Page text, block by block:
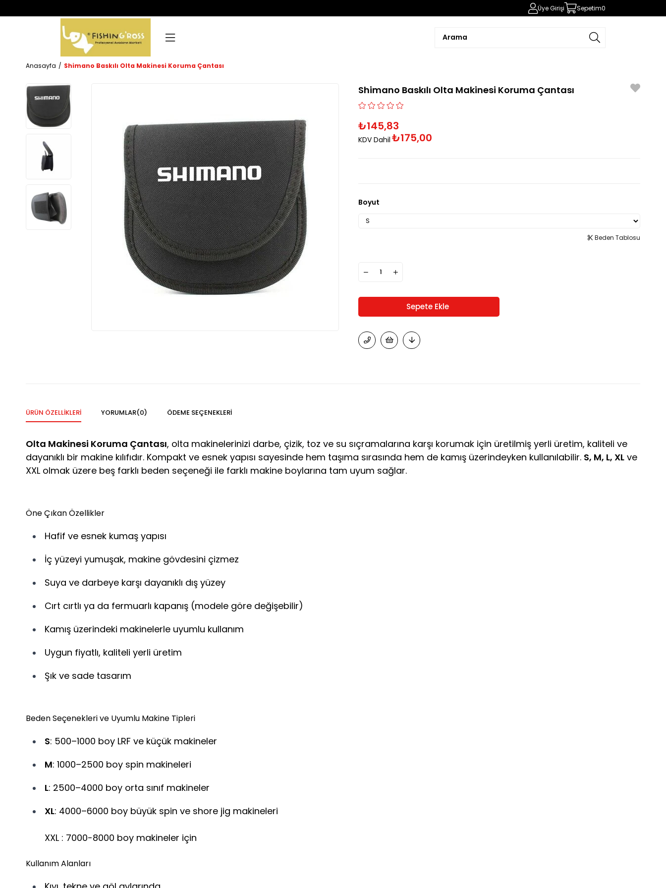
Üye Girişi Sepetim0
Anasayfa Shimano Baskılı Olta Makinesi Koruma Çantası
Shimano Baskılı Olta Makinesi Koruma Çantası
₺145,83
KDV Dahil ₺175,00
Boyut
Beden Tablosu
ÜRÜN ÖZELLIKLERI YORUMLAR(0) ÖDEME SEÇENEKLERI
Olta Makinesi Koruma Çantası, olta makinelerinizi darbe, çizik, toz ve su sıçramalarına karşı korumak için üretilmiş yerli üretim, kaliteli ve
dayanıklı bir makine kılıfıdır. Kompakt ve esnek yapısı sayesinde hem taşıma sırasında hem de kamış üzerindeyken kullanılabilir. S, M, L, XL ve
XXL olmak üzere beş farklı beden seçeneği ile farklı makine boylarına tam uyum sağlar.
Öne Çıkan Özellikler
Hafif ve esnek kumaş yapısı
İç yüzeyi yumuşak, makine gövdesini çizmez
Suya ve darbeye karşı dayanıklı dış yüzey
Cırt cırtlı ya da fermuarlı kapanış (modele göre değişebilir)
Kamış üzerindeki makinelerle uyumlu kullanım
Uygun fiyatlı, kaliteli yerli üretim
Şık ve sade tasarım
Beden Seçenekleri ve Uyumlu Makine Tipleri
S: 500–1000 boy LRF ve küçük makineler
M: 1000–2500 boy spin makineleri
L: 2500–4000 boy orta sınıf makineler
XL: 4000–6000 boy büyük spin ve shore jig makineleri
XXL : 7000-8000 boy makineler için
Kullanım Alanları